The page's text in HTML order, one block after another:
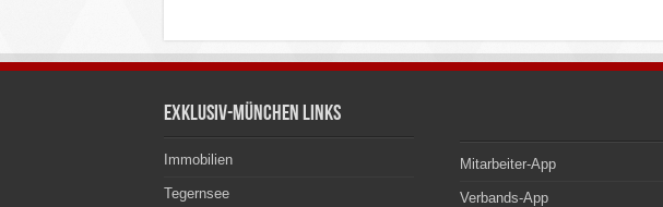
Exklusiv-München Links
Immobilien
Tegernsee
Mitarbeiter-App
Verbands-App